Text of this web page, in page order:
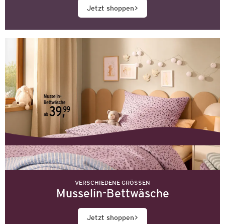
Jetzt shoppen
VERSCHIEDENE GRÖSSEN
Musselin-Bettwäsche
Jetzt shoppen